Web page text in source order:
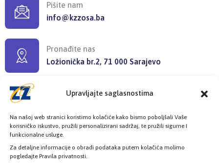
Upravljajte saglasnostima
Na našoj web stranici koristimo kolačiće kako bismo poboljšali Vaše
korisničko iskustvo, pružili personalizirani sadržaj, te pružili sigurne I
funkcionalne usluge.
Za detaljne informacije o obradi podataka putem kolačića molimo
pogledajte Pravila privatnosti.
Pišite nam
info@kzzosa.ba
Pronađite nas
Ložionička br.2, 71 000 Sarajevo
Radno vrijeme